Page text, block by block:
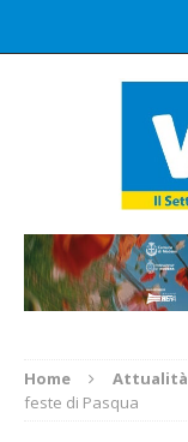
Home Attualità
feste di Pasqua